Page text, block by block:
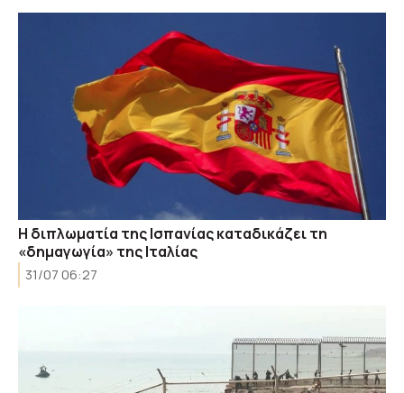
Η διπλωματία της Ισπανίας καταδικάζει τη
«δημαγωγία» της Ιταλίας
31/07 06:27